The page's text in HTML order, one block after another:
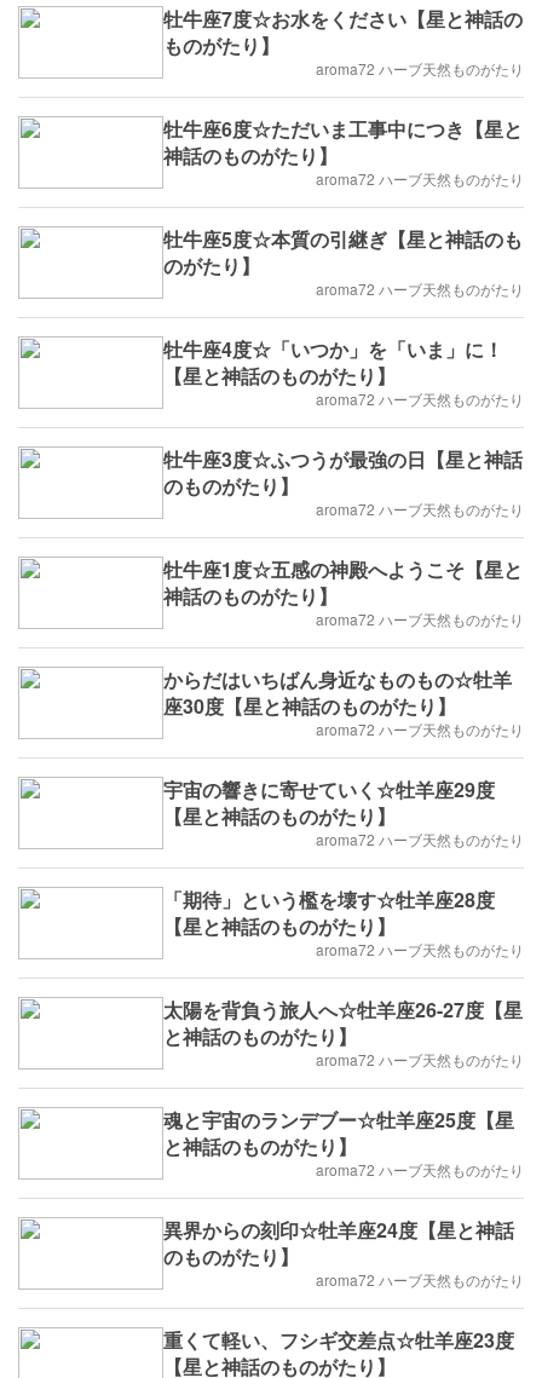
牡牛座7度☆お水をください【星と神話の
ものがたり】
aroma72 ハーブ天然ものがたり
牡牛座6度☆ただいま工事中につき【星と
神話のものがたり】
aroma72 ハーブ天然ものがたり
牡牛座5度☆本質の引継ぎ【星と神話のも
のがたり】
aroma72 ハーブ天然ものがたり
牡牛座4度☆「いつか」を「いま」に！
【星と神話のものがたり】
aroma72 ハーブ天然ものがたり
牡牛座3度☆ふつうが最強の日【星と神話
のものがたり】
aroma72 ハーブ天然ものがたり
牡牛座1度☆五感の神殿へようこそ【星と
神話のものがたり】
aroma72 ハーブ天然ものがたり
からだはいちばん身近なものもの☆牡羊
座30度【星と神話のものがたり】
aroma72 ハーブ天然ものがたり
宇宙の響きに寄せていく☆牡羊座29度
【星と神話のものがたり】
aroma72 ハーブ天然ものがたり
「期待」という檻を壊す☆牡羊座28度
【星と神話のものがたり】
aroma72 ハーブ天然ものがたり
太陽を背負う旅人へ☆牡羊座26-27度【星
と神話のものがたり】
aroma72 ハーブ天然ものがたり
魂と宇宙のランデブー☆牡羊座25度【星
と神話のものがたり】
aroma72 ハーブ天然ものがたり
異界からの刻印☆牡羊座24度【星と神話
のものがたり】
aroma72 ハーブ天然ものがたり
重くて軽い、フシギ交差点☆牡羊座23度
【星と神話のものがたり】